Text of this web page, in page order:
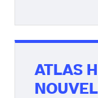
ATLAS